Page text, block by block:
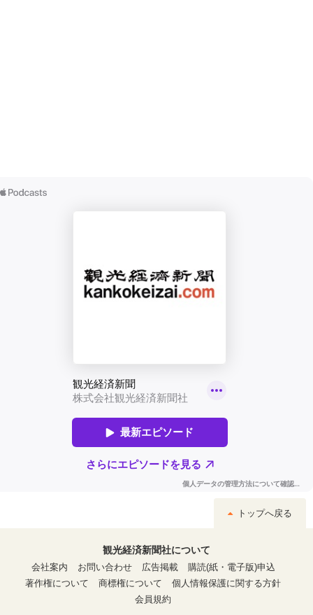
トップへ戻る
観光経済新聞社について
会社案内
お問い合わせ 広告掲載
購読(紙・電子版)申込
著作権について
商標権について
個人情報保護に関する方針
会員規約